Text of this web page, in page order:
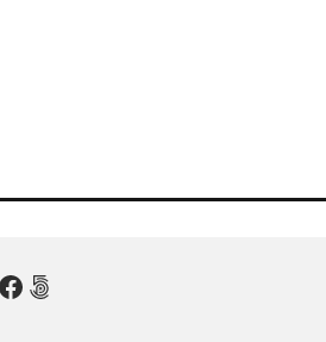
Facebook
500px